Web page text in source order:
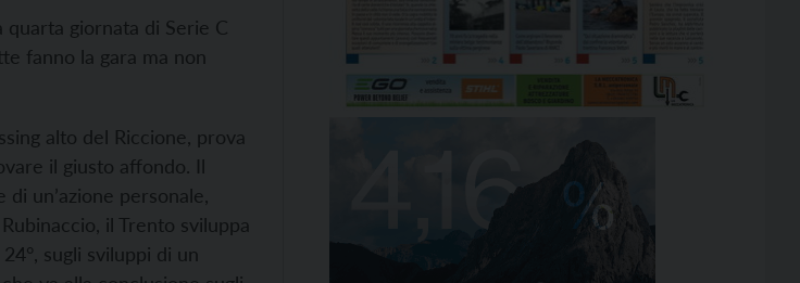
quarta giornata di Serie C
fanno la gara ma non
alto del Riccione, prova
il giusto affondo. Il
un’azione personale,
il Trento sviluppa
sugli sviluppi di un